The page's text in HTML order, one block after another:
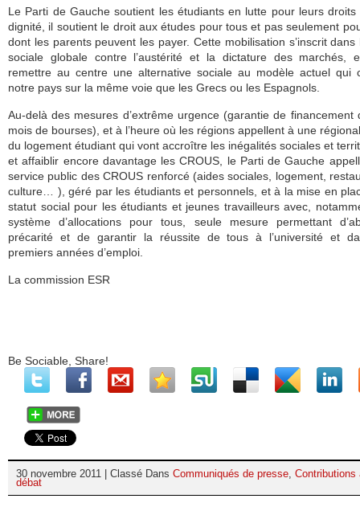
Le Parti de Gauche soutient les étudiants en lutte pour leurs
dignité, il soutient le droit aux études pour tous et pas seulement
dont les parents peuvent les payer. Cette mobilisation s’inscrit dans
sociale globale contre l’austérité et la dictature des marchés,
remettre au centre une alternative sociale au modèle actuel qui
notre pays sur la même voie que les Grecs ou les Espagnols.
Au-delà des mesures d’extrême urgence (garantie de financement
mois de bourses), et à l’heure où les régions appellent à une
du logement étudiant qui vont accroître les inégalités sociales et
et affaiblir encore davantage les CROUS, le Parti de Gauche
service public des CROUS renforcé (aides sociales, logement,
culture… ), géré par les étudiants et personnels, et à la mise en
statut social pour les étudiants et jeunes travailleurs avec,
système d’allocations pour tous, seule mesure permettant
précarité et de garantir la réussite de tous à l’université et
premiers années d’emploi.
La commission ESR
Be Sociable, Share!
30 novembre 2011 | Classé Dans Communiqués de presse, Contributions
débat